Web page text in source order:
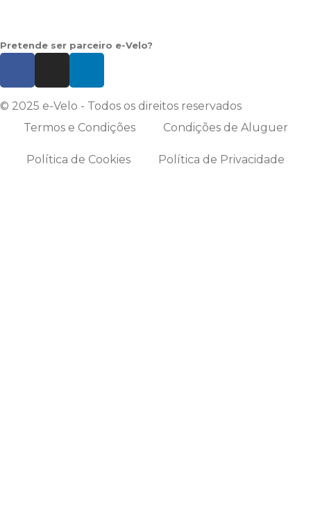
Pretende ser parceiro e-Velo?
© 2025 e-Velo - Todos os direitos reservados
Termos e Condições
Condições de Aluguer
Política de Cookies Política de Privacidade